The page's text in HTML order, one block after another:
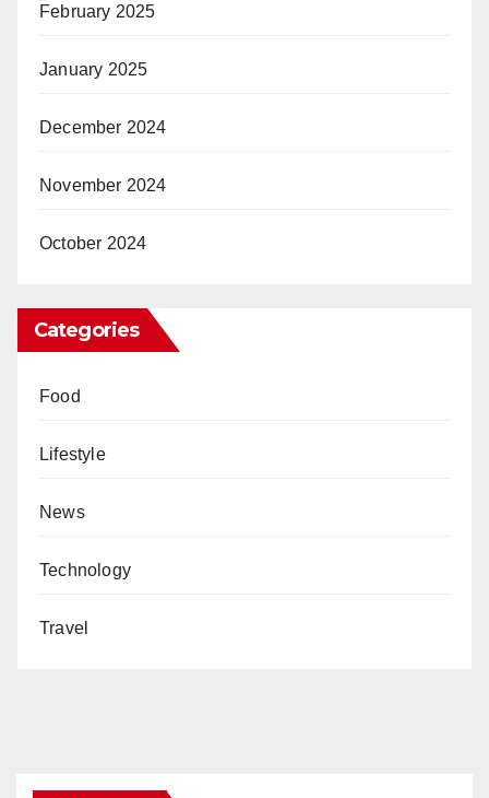
February 2025
January 2025
December 2024
November 2024
October 2024
Categories
Food
Lifestyle
News
Technology
Travel